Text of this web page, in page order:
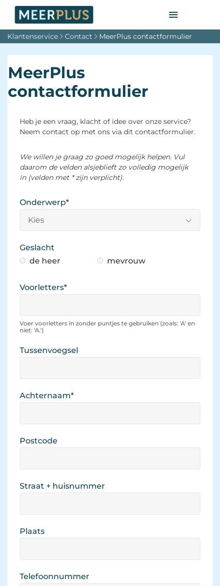
Klantenservice Contact MeerPlus contactformulier
MeerPlus
contactformulier
Heb je een vraag, klacht of idee over onze service?
Neem contact op met ons via dit contactformulier.
We willen je graag zo goed mogelijk helpen. Vul
daarom de velden alsjeblieft zo volledig mogelijk
in (velden met * zijn verplicht).
Onderwerp*
Geslacht
de heer
mevrouw
Voorletters*
Voer voorletters in zonder puntjes te gebruiken (zoals: 'A' en
niet: 'A.')
Tussenvoegsel
Achternaam*
Postcode
Straat + huisnummer
Plaats
Telefoonnummer